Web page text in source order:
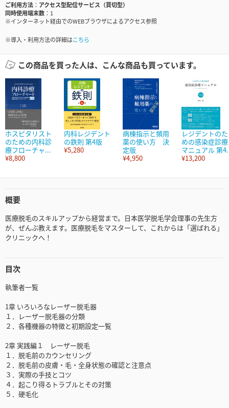
ご利用方法
アクセス型配信サービス（買切型）
同時使用端末数
1
※インターネット経由でのWEBブラウザによるアクセス参照
※導入・利用方法の詳細はこちら
この商品を買った人は、こんな商品も買っています。
ホスピタリスト
のための内科診
療フローチャ...
¥8,800
内科レジデント
の鉄則 第4版
¥5,280
病棟指示と頻用
薬の使い方 決
定版
¥4,950
レジデントのた
めの感染症診療
マニュアル 第
¥13,200
概要
医療脱毛のスキルアップから経営まで。日本医学脱毛学会理事の先生方
が、ぜんぶ教えます。医療脱毛をマスターして、これからは「選ばれる」
クリニックへ！
目次
執筆者一覧
1章 いろいろなレーザー脱毛器
１．レーザー脱毛器の分類
２．各種機器の特徴と初期設定一覧
2章 実践編１ レーザー脱毛
１．脱毛前のカウンセリング
２．脱毛前の皮膚・毛・全身状態の確認と注意点
３．実際の手技とコツ
４．起こり得るトラブルとその対策
５．硬毛化